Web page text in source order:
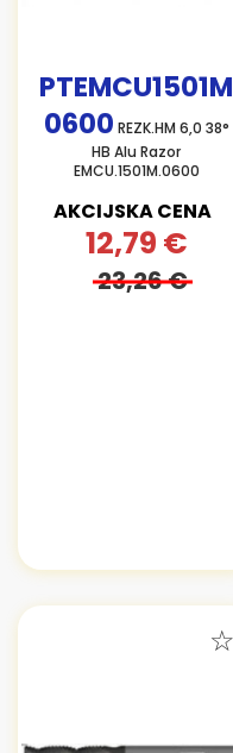
PTEMCU1501M
0600 REZK.HM 6,0 38°
HB Alu Razor
EMCU.1501M.0600
AKCIJSKA CENA
12,79 €
23,26 €